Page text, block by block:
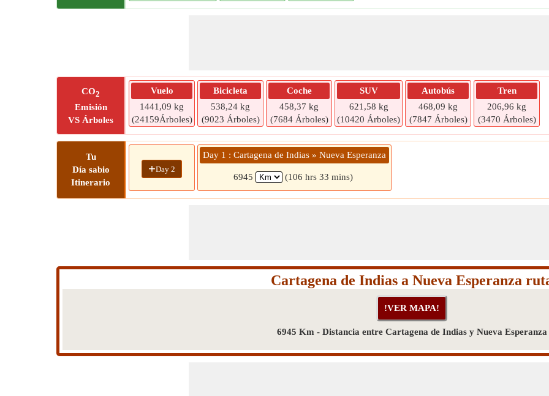
CO2
Emisión
VS Árboles
Vuelo
1441,09 kg
(24159Árboles)
Bicicleta
538,24 kg
(9023 Árboles)
Coche
458,37 kg
(7684 Árboles)
SUV
621,58 kg
(10420 Árboles)
Autobús
468,09 kg
(7847 Árboles)
Tren
206,96 kg
(3470 Árboles)
Tu
Día sabio
Itinerario
+Day 2
Day 1 : Cartagena de Indias » Nueva Esperanza
6945 (106 hrs 33 mins)
Cartagena de Indias a Nueva Esperanza
6945 Km - Distancia entre Cartagena de Indias y Nueva Esperanza